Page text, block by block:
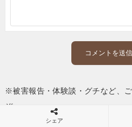
※被害報告・体験談・グチなど、
ぞ。
シェア